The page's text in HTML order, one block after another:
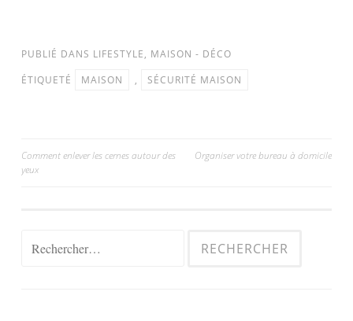
PUBLIÉ DANS LIFESTYLE, MAISON - DÉCO
ÉTIQUETÉ
MAISON , SÉCURITÉ MAISON
Navigation de l’article
Comment enlever les cernes autour des
yeux
Organiser votre bureau à domicile
Rechercher :